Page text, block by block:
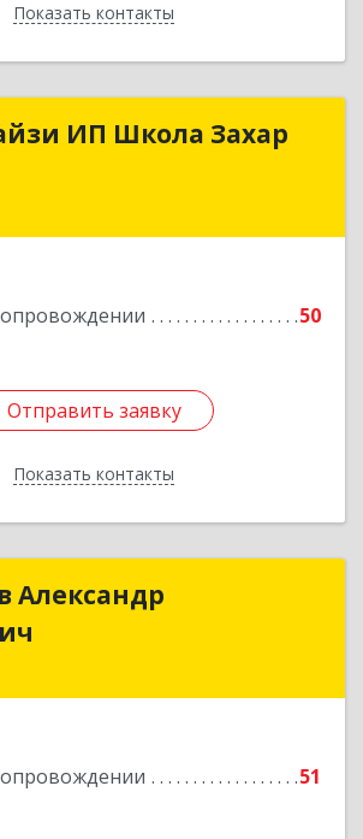
Показать контакты
Назад
ИП Школа Захар
50
Отправить заявку
Показать контакты
ИП Школа Захар
Отправить заявку
Назад
Александр
51
ИП Дьяков Александр